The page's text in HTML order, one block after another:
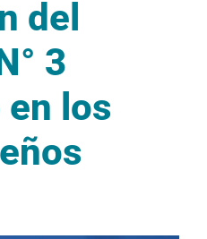
del
3
en los